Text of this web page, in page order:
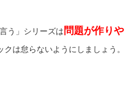
う」シリーズは 問題が作りや
クは怠らないようにしましょう。